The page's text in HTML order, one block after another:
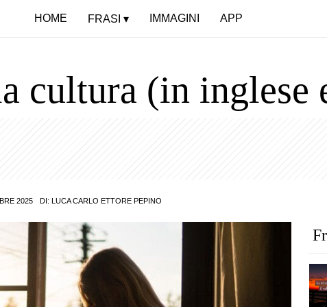
HOME FRASI IMMAGINI APP
cultura (in inglese
2025 DI: LUCA CARLO ETTORE PEPINO